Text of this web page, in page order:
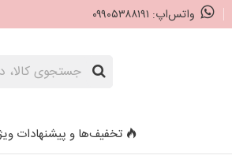
واتس‌اپ: ۰۹۹۰۵۳۸۸۱۹۱
تخفیف‌ها و پیشنهادات